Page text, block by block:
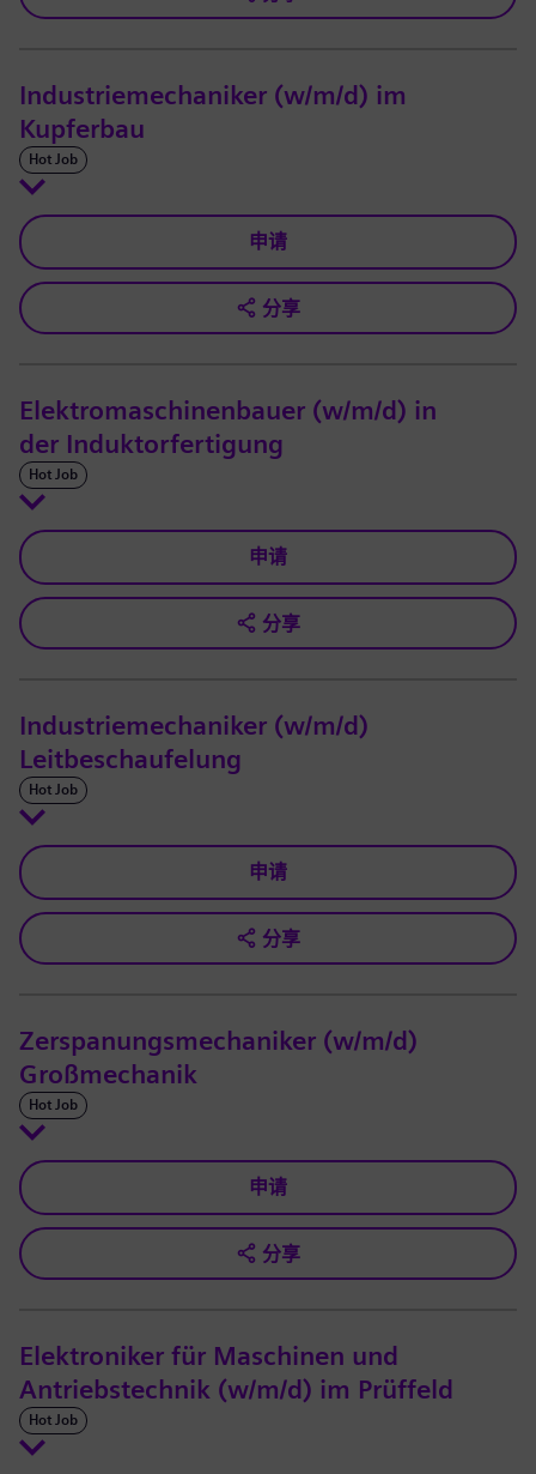
Industriemechaniker (w/m/d) im
Kupferbau
Hot Job
申请
分享
Elektromaschinenbauer (w/m/d) in
der Induktorfertigung
Hot Job
申请
分享
Industriemechaniker (w/m/d)
Leitbeschaufelung
Hot Job
申请
分享
Zerspanungsmechaniker (w/m/d)
Großmechanik
Hot Job
申请
分享
Elektroniker für Maschinen und
Antriebstechnik (w/m/d) im Prüffeld
Hot Job